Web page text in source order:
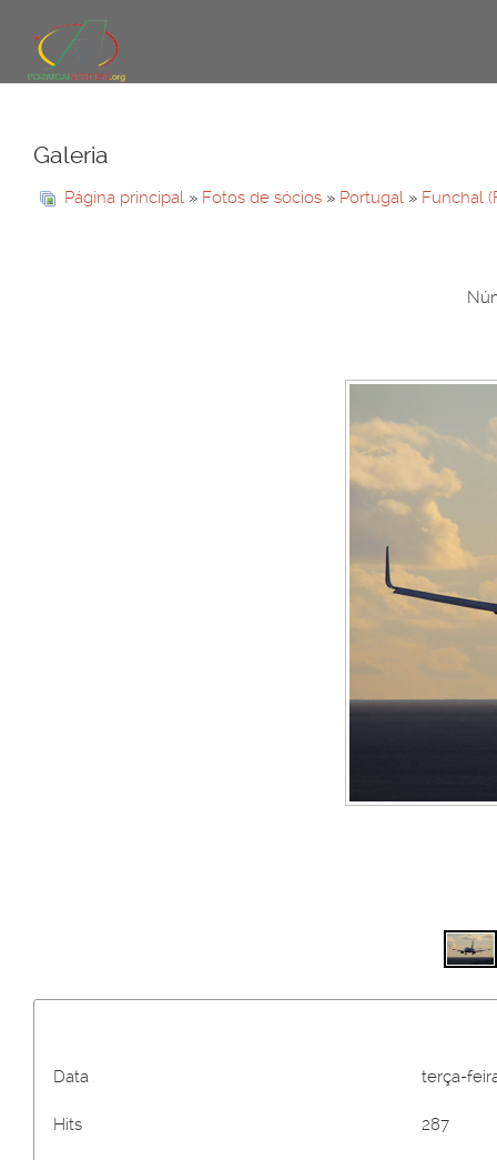
Galeria
Página principal » Fotos de sócios » Portugal » Funchal
Data terça-
Hits 287